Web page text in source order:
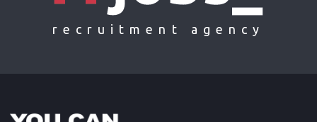
recruitment agency